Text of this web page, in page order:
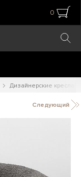
0
Дизайнерские кресла
Следующий